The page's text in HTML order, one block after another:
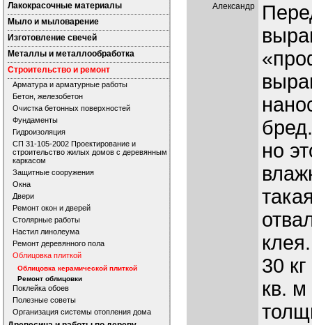
Лакокрасочные материалы
Мыло и мыловарение
Изготовление свечей
Металлы и металлообработка
Строительство и ремонт
Арматура и арматурные работы
Бетон, железобетон
Очистка бетонных поверхностей
Фундаменты
Гидроизоляция
СП 31-105-2002 Проектирование и
строительство жилых домов с деревянным
каркасом
Защитные сооружения
Окна
Двери
Ремонт окон и дверей
Столярные работы
Настил линолеума
Ремонт деревянного пола
Облицовка плиткой
Облицовка керамической плиткой
Ремонт облицовки
Поклейка обоев
Полезные советы
Организация системы отопления дома
Александр
но
30
кв. м